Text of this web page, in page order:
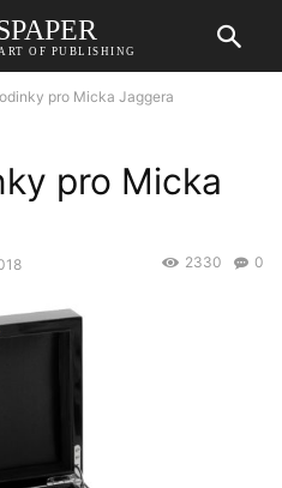
OF PUBLISHING
pro Micka Jaggera
pro Micka
0
2330